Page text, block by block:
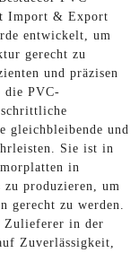
Import & Export
entwickelt, um
gerecht zu
und präzisen
die PVC-
gleichbleibende und
Sie ist in
in
zu produzieren, um
gerecht zu werden.
Zulieferer in der
Zuverlässigkeit,